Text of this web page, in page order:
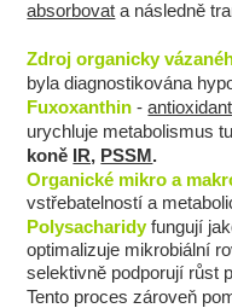
absorbovat a následně
Zdroj organicky
byla diagnostikována
Fuxoxanthin -antioxidant
urychluje metabolismus
koně
IR, PSSM .
Organické mikro a
vstřebatelností a
Polysacharidyfungují
optimalizuje mikrobiální
selektivně podporují růst
Tento proces zároveň